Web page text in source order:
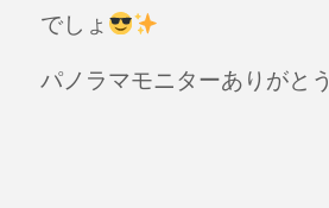
でしょ
パノラマモニターありがとう